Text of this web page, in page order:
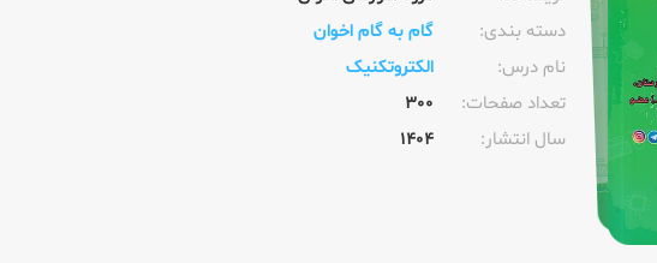
دسته بندی:
گام به گام اخوان
نام درس:
الکتروتکنیک
تعداد صفحات:‌
300
سال انتشار:‌
1404